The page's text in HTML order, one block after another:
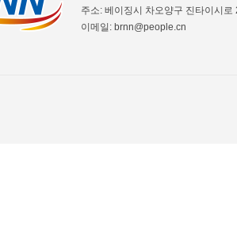
주소: 베이징시 차오양구 진타이시
이메일: brnn@people.cn